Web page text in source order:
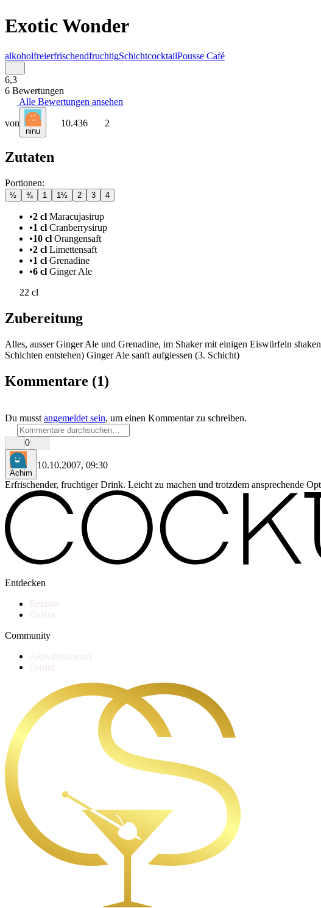
Exotic Wonder
alkoholfreierfrischendfruchtigSchichtcocktailPousse Café
6,3
6 Bewertungen
Alle Bewertungen ansehen
von
ninu
10.436 2
Zutaten
Portionen:
½ ¾ 1 1½ 2 3 4
•2 cl Maracujasirup
•1 cl Cranberrysirup
•10 cl Orangensaft
•2 cl Limettensaft
•1 cl Grenadine
•6 cl Ginger Ale
22 cl
Zubereitung
Alles, ausser Ginger Ale und Grenadine, im Shaker mit einigen Eiswürfeln
Schichten entstehen) Ginger Ale sanft aufgiessen (3. Schicht)
Kommentare (1)
Du musst angemeldet sein, um einen Kommentar zu schreiben.
0
Achim
10.10.2007, 09:30
Erfrischender, fruchtiger Drink. Leicht zu machen und trotzdem ansprechende
Entdecken
Rezepte
Galerie
Community
Aktivitätsstream
Forum